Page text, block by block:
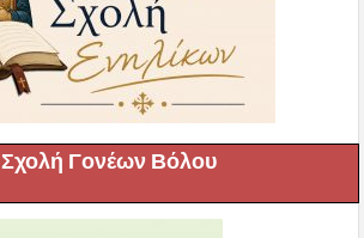
Σχολή Γονέων Βόλου